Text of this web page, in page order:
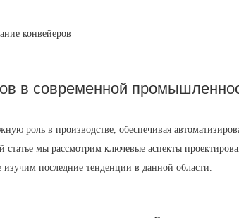
конвейеров
в современной
роль в производстве, обеспечивая
статье мы рассмотрим ключевые аспекты
изучим последние тенденции в данной области.